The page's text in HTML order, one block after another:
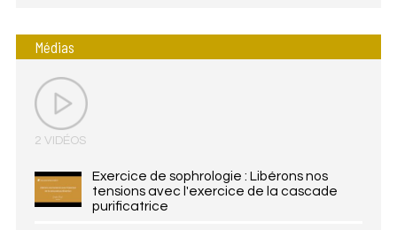
Médias
2 VIDÉOS
Exercice de sophrologie : Libérons nos
tensions avec l'exercice de la cascade
purificatrice